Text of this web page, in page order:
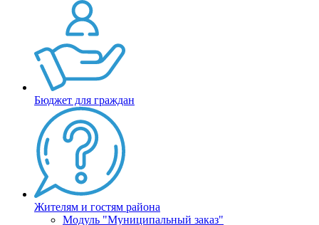
Бюджет для граждан
Жителям и гостям района
Модуль "Муниципальный заказ"